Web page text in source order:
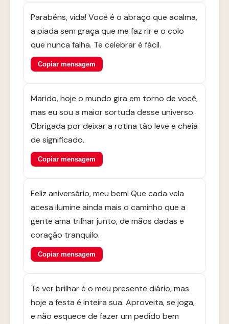
Parabéns, vida! Você é o abraço que acalma,
a piada sem graça que me faz rir e o colo
que nunca falha. Te celebrar é fácil.
Copiar mensagem
Marido, hoje o mundo gira em torno de você,
mas eu sou a maior sortuda desse universo.
Obrigada por deixar a rotina tão leve e cheia
de significado.
Copiar mensagem
Feliz aniversário, meu bem! Que cada vela
acesa ilumine ainda mais o caminho que a
gente ama trilhar junto, de mãos dadas e
coração tranquilo.
Copiar mensagem
Te ver brilhar é o meu presente diário, mas
hoje a festa é inteira sua. Aproveita, se joga,
e não esquece de fazer um pedido bem